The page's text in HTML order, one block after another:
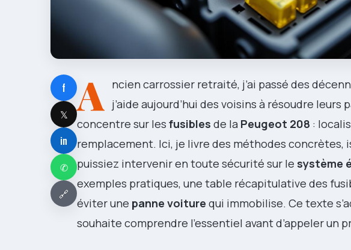
f
𝕏
in
✆
🔗
A ncien carrossier retraité, j’ai passé des
j’aide aujourd’hui des voisins à résoudre leurs
concentre sur les fusibles de la Peugeot 208 :
remplacement. Ici, je livre des méthodes concrètes,
puissiez intervenir en toute sécurité sur le système
exemples pratiques, une table récapitulative des
éviter une panne voiture qui immobilise. Ce texte
souhaite comprendre l’essentiel avant d’appeler un